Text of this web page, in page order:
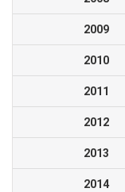
2009
2010
2011
2012
2013
2014